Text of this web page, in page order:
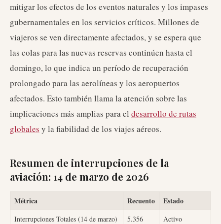
mitigar los efectos de los eventos naturales y los impases
gubernamentales en los servicios críticos. Millones de
viajeros se ven directamente afectados, y se espera que
las colas para las nuevas reservas continúen hasta el
domingo, lo que indica un período de recuperación
prolongado para las aerolíneas y los aeropuertos
afectados. Esto también llama la atención sobre las
implicaciones más amplias para el desarrollo de rutas
globales y la fiabilidad de los viajes aéreos.
Resumen de interrupciones de la
aviación: 14 de marzo de 2026
Métrica Recuento Estado
Interrupciones Totales (14 de marzo) 5.356
Activo